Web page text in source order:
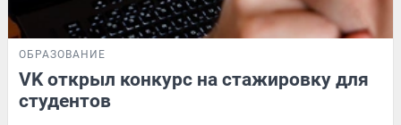
ОБРАЗОВАНИЕ
VK открыл конкурс на стажировку для
студентов